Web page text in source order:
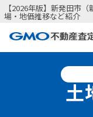
【2026年版】新発田市
場・地価推移など紹介
土